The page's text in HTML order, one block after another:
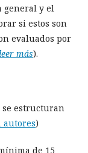
general y el
si estos son
evaluados por
leer más).
se estructuran
autores)
de 15